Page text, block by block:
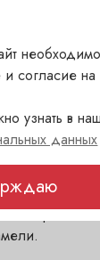
Для
был
во
бывшей
на склад
врослел в
2020 году
в
крепости
согласие на
узнать в
данных